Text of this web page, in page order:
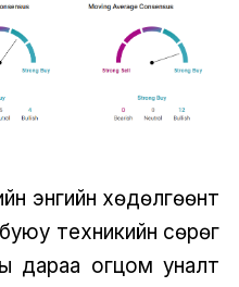
энгийн хөдөлгөөнт
техникийн сөрөг
дараа огцом уналт